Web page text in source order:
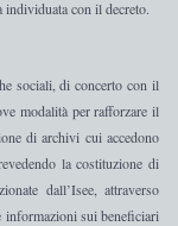
individuata con il decreto.
sociali, di concerto con il
modalità per rafforzare il
di archivi cui accedono
lacostituzione di
dall’Isee, attraverso
informazioni sui beneficiari